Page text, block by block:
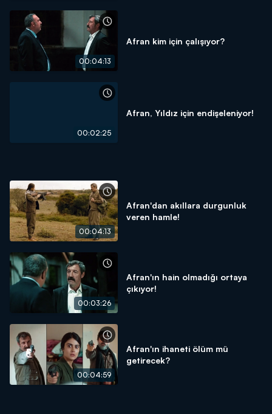
00:04:13
Afran kim için çalışıyor?
00:02:25
Afran, Yıldız için endişeleniyor!
00:04:13
Afran'dan akıllara durgunluk
veren hamle!
00:03:26
Afran'ın hain olmadığı ortaya
çıkıyor!
00:04:59
Afran'ın ihaneti ölüm mü
getirecek?